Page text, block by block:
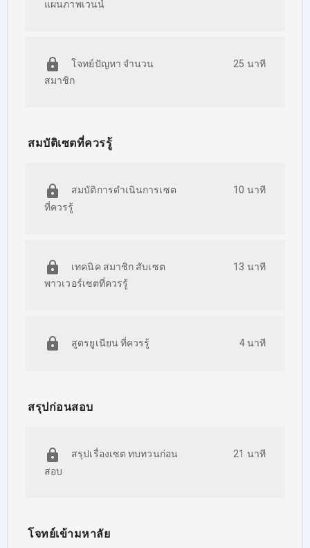
แผนภาพเวนน์
โจทย์ปัญหา จำนวน
สมาชิก
25 นาที
สมบัติเซตที่ควรรู้
สมบัติการดำเนินการเซต
ที่ควรรู้
10 นาที
เทคนิค สมาชิก สับเซต
พาวเวอร์เซตที่ควรรู้
13 นาที
สูตรยูเนียน ที่ควรรู้ 4 นาที
สรุปก่อนสอบ
สรุปเรื่องเซต ทบทวนก่อน
สอบ
21 นาที
โจทย์เข้ามหาลัย